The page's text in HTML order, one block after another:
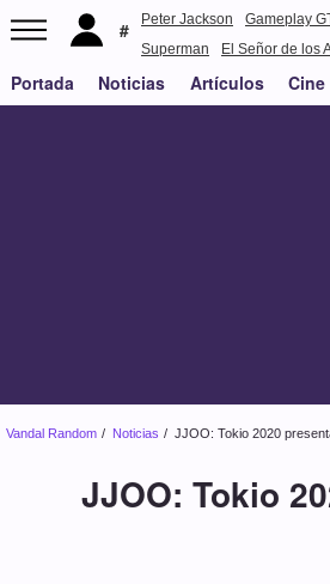
Peter Jackson
Gameplay
Superman
El Señor de los
Portada Noticias Artículos Cine
Vandal Random Noticias JJOO: Tokio 2020
JJOO: Tokio